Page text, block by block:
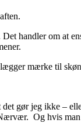
handler om at
mærke til
det gør jeg ikke –
Og hvis